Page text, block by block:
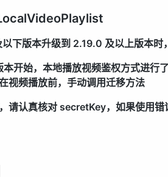
下版本升级到 2.19.0 及以上版本时
本开始，本地播放视频鉴权方式进行
视频播放前，手动调用迁移方法
请认真核对 secretKey，如果使用